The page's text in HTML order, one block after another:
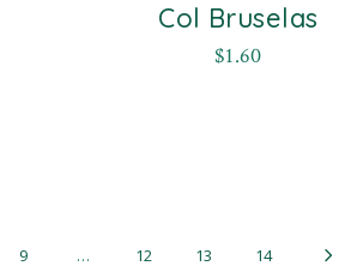
Col Bruselas
$1.60
9 … 12 13 14